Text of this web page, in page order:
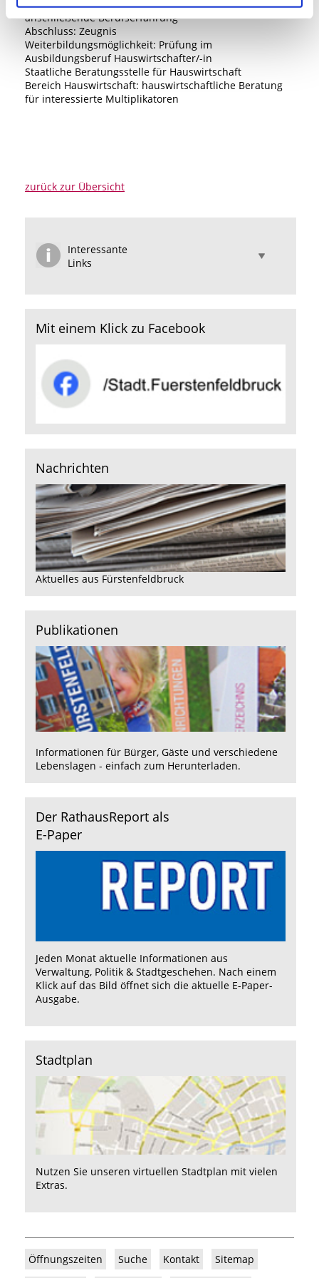
Berufsausbildung außerhalb der Hauswirtschaft und
anschließende Berufserfahrung
Abschluss: Zeugnis
Weiterbildungsmöglichkeit: Prüfung im
Ausbildungsberuf Hauswirtschafter/-in
Staatliche Beratungsstelle für Hauswirtschaft
Bereich Hauswirtschaft: hauswirtschaftliche Beratung
für interessierte Multiplikatoren
zurück zur Übersicht
Interessante
Links
Mit einem Klick zu Facebook
Nachrichten
Aktuelles aus Fürstenfeldbruck
Publikationen
Informationen für Bürger, Gäste und verschiedene
Lebenslagen - einfach zum Herunterladen.
Der RathausReport als
E-Paper
Jeden Monat aktuelle Informationen aus
Verwaltung, Politik & Stadtgeschehen. Nach einem
Klick auf das Bild öffnet sich die aktuelle E-Paper-
Ausgabe.
Stadtplan
Nutzen Sie unseren virtuellen Stadtplan mit vielen
Extras.
Öffnungszeiten Suche Kontakt Sitemap